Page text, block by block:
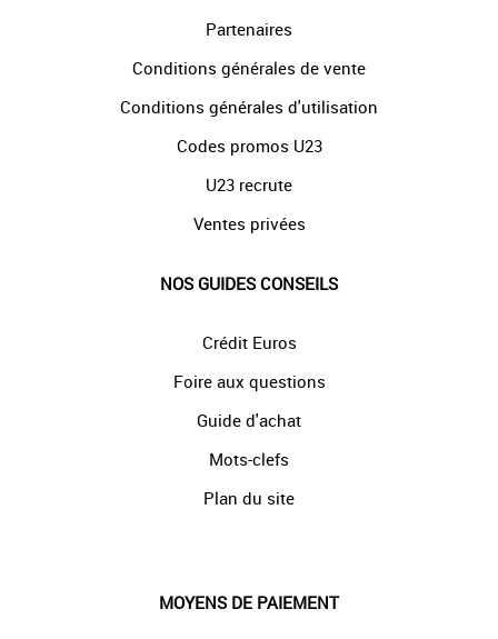
Partenaires
Conditions générales de vente
Conditions générales d'utilisation
Codes promos U23
U23 recrute
Ventes privées
NOS GUIDES CONSEILS
Crédit Euros
Foire aux questions
Guide d'achat
Mots-clefs
Plan du site
MOYENS DE PAIEMENT